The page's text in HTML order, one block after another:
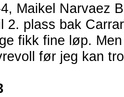
Maikel Narvaez
2. plass bak
fikk fine løp.
før jeg kan